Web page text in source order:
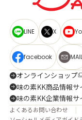
LINE X
facebook
オンラインショップ
味の素KK商品情報サ
味の素KK企業情報サ
よくあるお問い合わせ